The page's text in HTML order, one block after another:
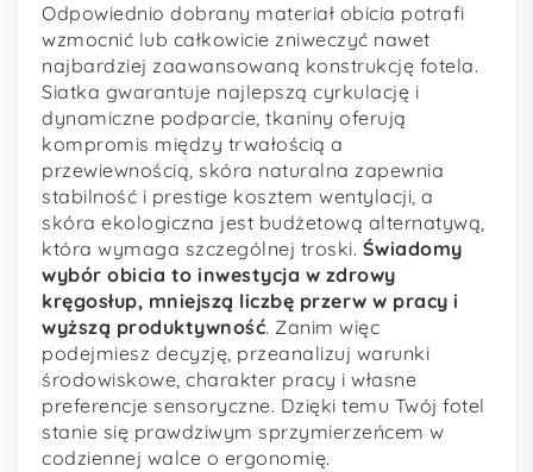
Odpowiednio dobrany materiał obicia potrafi
wzmocnić lub całkowicie zniweczyć nawet
najbardziej zaawansowaną konstrukcję fotela.
Siatka gwarantuje najlepszą cyrkulację i
dynamiczne podparcie, tkaniny oferują
kompromis między trwałością a
przewiewnością, skóra naturalna zapewnia
stabilność i prestige kosztem wentylacji, a
skóra ekologiczna jest budżetową alternatywą,
która wymaga szczególnej troski. Świadomy
wybór obicia to inwestycja w zdrowy
kręgosłup, mniejszą liczbę przerw w pracy i
wyższą produktywność. Zanim więc
podejmiesz decyzję, przeanalizuj warunki
środowiskowe, charakter pracy i własne
preferencje sensoryczne. Dzięki temu Twój fotel
stanie się prawdziwym sprzymierzeńcem w
codziennej walce o ergonomię.